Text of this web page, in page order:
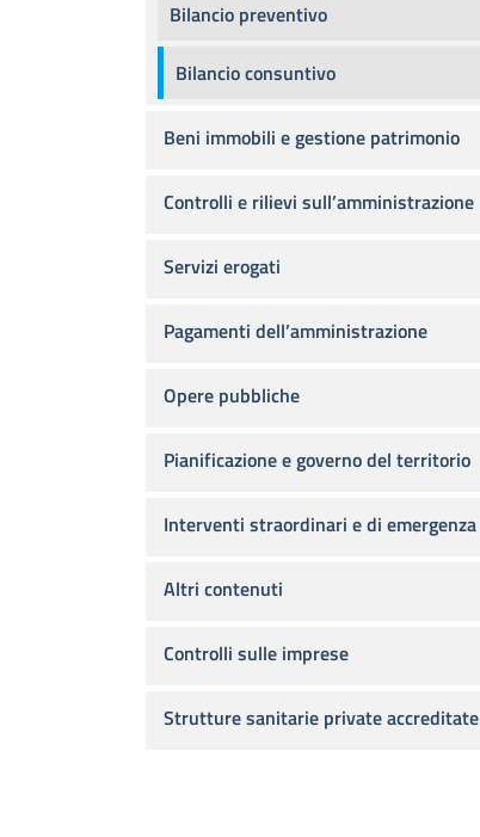
Bilancio preventivo
Bilancio consuntivo
Beni immobili e gestione patrimonio
Controlli e rilievi sull’amministrazione
Servizi erogati
Pagamenti dell’amministrazione
Opere pubbliche
Pianificazione e governo del territorio
Interventi straordinari e di emergenza
Altri contenuti
Controlli sulle imprese
Strutture sanitarie private accreditate